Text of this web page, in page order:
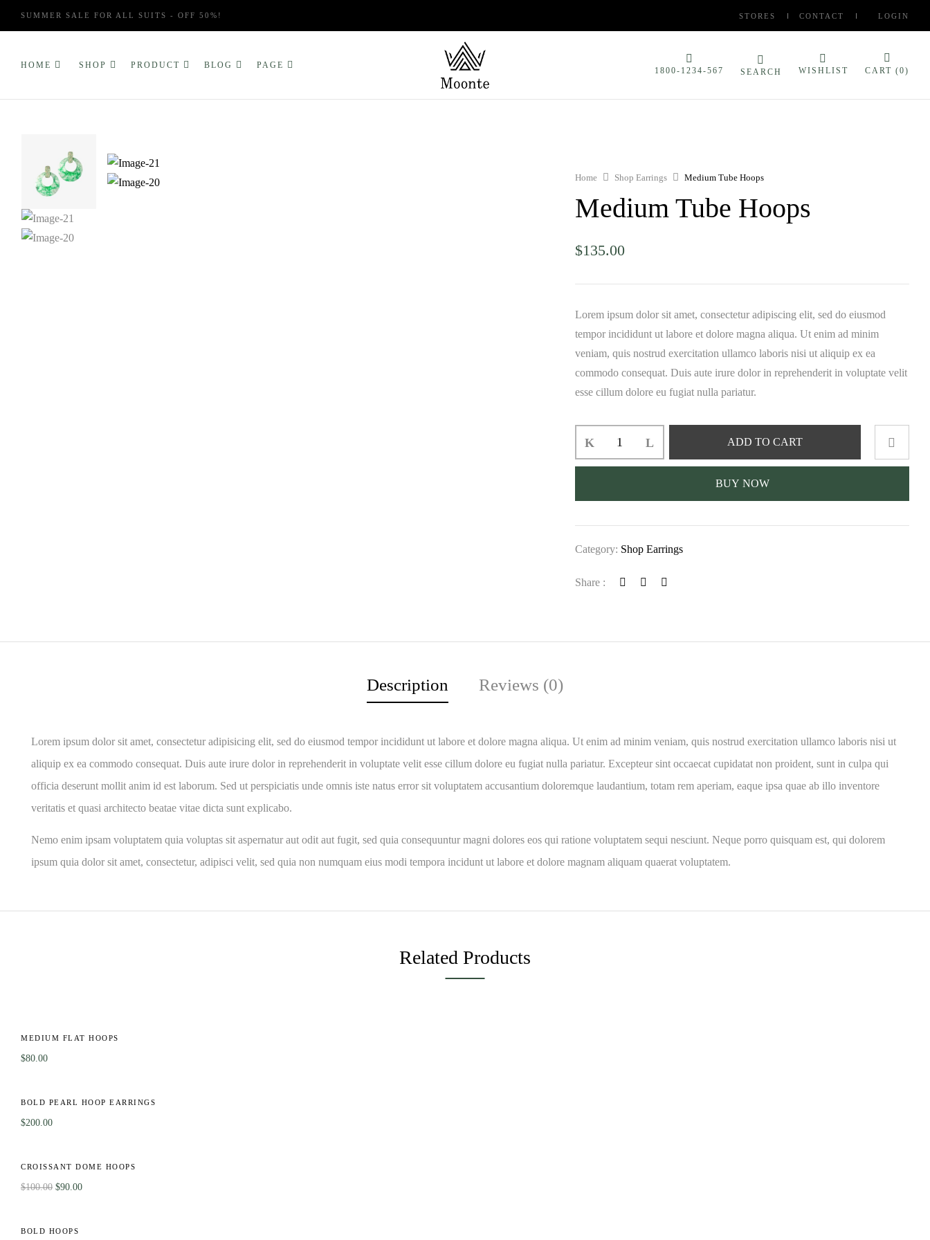
SUMMER SALE FOR ALL SUITS - OFF 50%! STORES CONTACT LOGIN
HOME SHOP PRODUCT BLOG PAGE
1800-1234-567 SEARCH WISHLIST CART (0)
Home Shop Earrings Medium Tube Hoops
Medium Tube Hoops
$135.00
Lorem ipsum dolor sit amet, consectetur adipiscing elit, sed do eiusmod
tempor incididunt ut labore et dolore magna aliqua. Ut enim ad minim
veniam, quis nostrud exercitation ullamco laboris nisi ut aliquip ex ea
commodo consequat. Duis aute irure dolor in reprehenderit in voluptate velit
esse cillum dolore eu fugiat nulla pariatur.
ADD TO CART
BUY NOW
Category: Shop Earrings
Share :
Description Reviews (0)
Lorem ipsum dolor sit amet, consectetur adipisicing elit, sed do eiusmod tempor incididunt ut labore et dolore magna aliqua. Ut enim ad minim veniam, quis nostrud exercitation ullamco laboris nisi ut
aliquip ex ea commodo consequat. Duis aute irure dolor in reprehenderit in voluptate velit esse cillum dolore eu fugiat nulla pariatur. Excepteur sint occaecat cupidatat non proident, sunt in culpa qui
officia deserunt mollit anim id est laborum. Sed ut perspiciatis unde omnis iste natus error sit voluptatem accusantium doloremque laudantium, totam rem aperiam, eaque ipsa quae ab illo inventore
veritatis et quasi architecto beatae vitae dicta sunt explicabo.
Nemo enim ipsam voluptatem quia voluptas sit aspernatur aut odit aut fugit, sed quia consequuntur magni dolores eos qui ratione voluptatem sequi nesciunt. Neque porro quisquam est, qui dolorem
ipsum quia dolor sit amet, consectetur, adipisci velit, sed quia non numquam eius modi tempora incidunt ut labore et dolore magnam aliquam quaerat voluptatem.
Related Products
MEDIUM FLAT HOOPS
$80.00
BOLD PEARL HOOP EARRINGS
$200.00
CROISSANT DOME HOOPS
$100.00 $90.00
BOLD HOOPS